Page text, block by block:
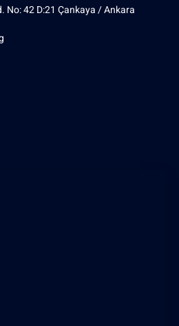
No: 42 D:21 Çankaya / Ankara